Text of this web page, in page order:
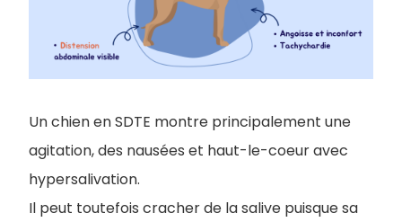
Un chien en SDTE montre principalement une
agitation, des nausées et haut-le-coeur avec
hypersalivation.
Il peut toutefois cracher de la salive puisque sa